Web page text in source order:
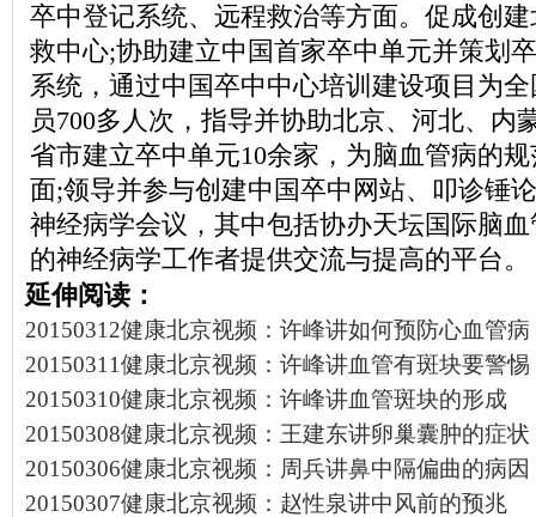
卒中登记系统、远程救治等方面。促成创
救中心;协助建立中国首家卒中单元并策划
系统，通过中国卒中中心培训建设项目为
员700多人次，指导并协助北京、河北、内
省市建立卒中单元10余家，为脑血管病的
面;领导并参与创建中国卒中网站、叩诊锤
神经病学会议，其中包括协办天坛国际脑
的神经病学工作者提供交流与提高的平台。
延伸阅读：
20150312健康北京视频：许峰讲如何预防心血管病
20150311健康北京视频：许峰讲血管有斑块要警惕
20150310健康北京视频：许峰讲血管斑块的形成
20150308健康北京视频：王建东讲卵巢囊肿的症状
20150306健康北京视频：周兵讲鼻中隔偏曲的病因
20150307健康北京视频：赵性泉讲中风前的预兆